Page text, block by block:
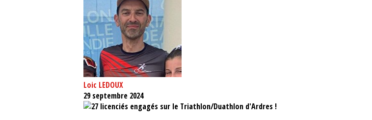
Loic LEDOUX
29 septembre 2024